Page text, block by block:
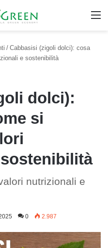
/ Cabbasisi (zigoli dolci): cosa
e sostenibilità
dolci):
si
nutrizionali e
0 2.987